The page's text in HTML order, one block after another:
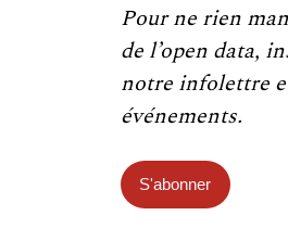
Pour ne rien
de l’open data,
notre infolettre
événements.
S'abonner